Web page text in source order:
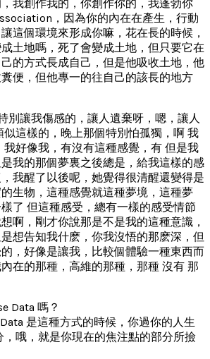
我創作我的，你創作你的，我蓬勃你
，因為你的內在在產生，行動
這個環境來形成你嘛，花在長的時候，
土地嗎，死了會變成土地，但只要它在
的方式長成自己，但是他吸收土地，他
便，但他專一的往自己的該長的地方
別讓我傷感的，讓人遺棄呀，嗯，讓人
這樣的，晚上那個特別怕孤獨，啊 我
好像我，有沒有這種感覺，有 但是我
我的那個夢裏之後總是，給我這樣的感
我醒了以後呢，她覺得很清醒還變得是
生物，這種感覺就這種夢境，這種夢
了 但這種感受，總有一樣的感受情節
啊，剛才你說那是不是我的這種意識，
想告知我什麽，你我沒悟的那麽深，但
，好像是讓我，比較個體驗一種東西而
在的那種，高維的那種，那種 沒有 那
Data 嗎？
是這種方式的時候，你過你的人生
，哦，就是你現在的焦注點的部分所撿